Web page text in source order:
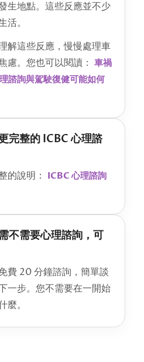
生地點。這些反應並不少
活。
解這些反應，慢慢處理車
慮。您也可以閱讀： 車禍
諮詢與駕駛復健可能如何
完整的 ICBC 心理諮
的說明： ICBC 心理諮詢
不需要心理諮詢，可
費 20 分鐘諮詢，簡單談
一步。您不需要在一開始
麼。